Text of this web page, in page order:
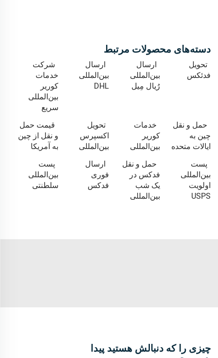
دسته‌های محصولات مرتبط
تحویل
فدئکس
ارسال
بین‌المللی
رُیال مِیل
ارسال
بین‌المللی
DHL
شرکت
خدمات
کوریر
بین‌المللی
سریع
حمل و نقل
چین به
ایالات متحده
خدمات
کوریر
بین‌المللی
تحویل
اکسپرس
بین‌المللی
قیمت حمل
و نقل از چین
به آمریکا
پست
بین‌المللی
اولویت
USPS
حمل و نقل
فدکس در
یک شب
بین‌المللی
ارسال
فوری
فدکس
پست
بین‌المللی
سلطنتی
چیزی را که دنبالش هستید پیدا